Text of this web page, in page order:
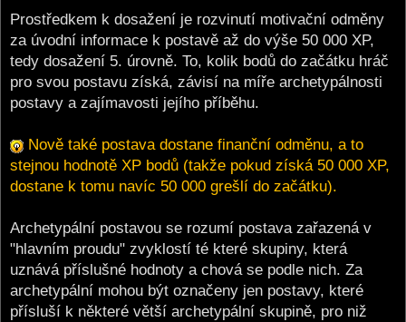
Prostředkem k dosažení je rozvinutí motivační odměny
za úvodní informace k postavě až do výše 50 000 XP,
tedy dosažení 5. úrovně. To, kolik bodů do začátku hráč
pro svou postavu získá, závisí na míře archetypálnosti
postavy a zajímavosti jejího příběhu.
Nově také postava dostane finanční odměnu, a to
stejnou hodnotě XP bodů (takže pokud získá 50 000 XP,
dostane k tomu navíc 50 000 grešlí do začátku).
Archetypální postavou se rozumí postava zařazená v
"hlavním proudu" zvyklostí té které skupiny, která
uznává příslušné hodnoty a chová se podle nich. Za
archetypální mohou být označeny jen postavy, které
přísluší k některé větší archetypální skupině, pro niž